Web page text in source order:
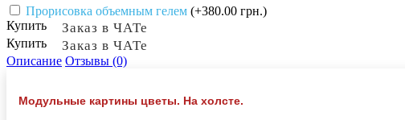
Прорисовка объемным гелем (+380.00 грн.)
Купить
Заказ в ЧАТе
Купить Заказ в ЧАТе
Описание Отзывы (0)
Модульные картины цветы. На холсте.